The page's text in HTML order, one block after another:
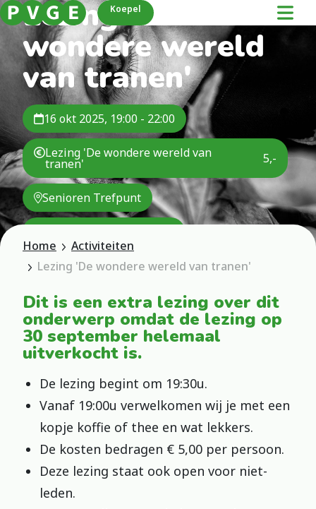
Koepel
Lezing 'De
wondere wereld
van tranen'
16 okt 2025, 19:00 - 22:00
Lezing 'De wondere wereld van
tranen' 5,-
Senioren Trefpunt
Home
Activiteiten
Lezing 'De wondere wereld van tranen'
Dit is een extra lezing over dit
onderwerp omdat de lezing op
30 september helemaal
uitverkocht is.
De lezing begint om 19:30u.
Vanaf 19:00u verwelkomen wij je met een
kopje koffie of thee en wat lekkers.
De kosten bedragen € 5,00 per persoon.
Deze lezing staat ook open voor niet-
leden.